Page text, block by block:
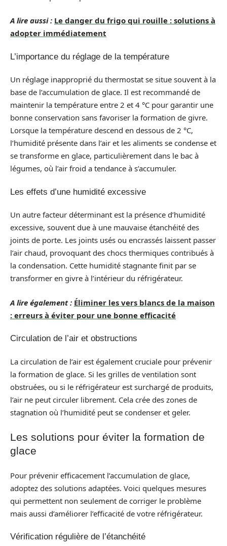
A lire aussi : Le danger du frigo qui rouille : solutions à
adopter immédiatement
L’importance du réglage de la température
Un réglage inapproprié du thermostat se situe souvent à la
base de l’accumulation de glace. Il est recommandé de
maintenir la température entre 2 et 4 °C pour garantir une
bonne conservation sans favoriser la formation de givre.
Lorsque la température descend en dessous de 2 °C,
l’humidité présente dans l’air et les aliments se condense et
se transforme en glace, particulièrement dans le bac à
légumes, où l’air froid a tendance à s’accumuler.
Les effets d’une humidité excessive
Un autre facteur déterminant est la présence d’humidité
excessive, souvent due à une mauvaise étanchéité des
joints de porte. Les joints usés ou encrassés laissent passer
l’air chaud, provoquant des chocs thermiques contribués à
la condensation. Cette humidité stagnante finit par se
transformer en givre à l’intérieur du réfrigérateur.
A lire également : Éliminer les vers blancs de la maison
: erreurs à éviter pour une bonne efficacité
Circulation de l’air et obstructions
La circulation de l’air est également cruciale pour prévenir
la formation de glace. Si les grilles de ventilation sont
obstruées, ou si le réfrigérateur est surchargé de produits,
l’air ne peut circuler librement. Cela crée des zones de
stagnation où l’humidité peut se condenser et geler.
Les solutions pour éviter la formation de
glace
Pour prévenir efficacement l’accumulation de glace,
adoptez des solutions adaptées. Voici quelques mesures
qui permettent non seulement de corriger le problème
mais aussi d’améliorer l’efficacité de votre réfrigérateur.
Vérification régulière de l’étanchéité